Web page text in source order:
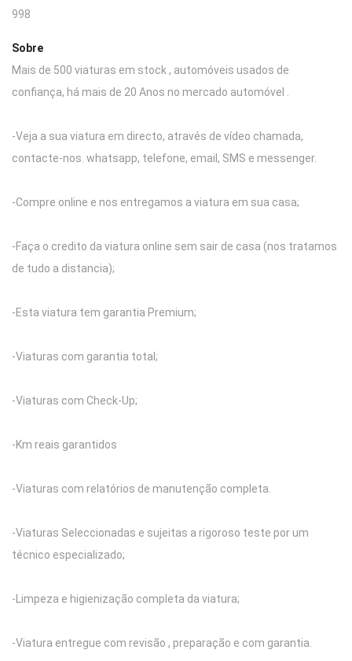
998
Sobre
Mais de 500 viaturas em stock , automóveis usados de
confiança, há mais de 20 Anos no mercado automóvel .
-Veja a sua viatura em directo, através de vídeo chamada,
contacte-nos. whatsapp, telefone, email, SMS e messenger.
-Compre online e nos entregamos a viatura em sua casa;
-Faça o credito da viatura online sem sair de casa (nos tratamos
de tudo a distancia);
-Esta viatura tem garantia Premium;
-Viaturas com garantia total;
-Viaturas com Check-Up;
-Km reais garantidos
-Viaturas com relatórios de manutenção completa.
-Viaturas Seleccionadas e sujeitas a rigoroso teste por um
técnico especializado;
-Limpeza e higienização completa da viatura;
-Viatura entregue com revisão , preparação e com garantia.